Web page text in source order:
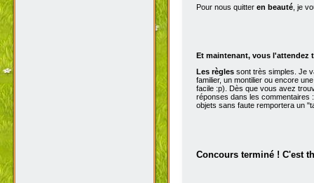
Pour nous quitter en beauté, je
Et maintenant, vous l'attendez
Les règles sont très simples. Je
familier, un montilier ou encore
facile :p). Dès que vous avez
réponses dans les commentaires
objets sans faute remportera un
Concours terminé ! C'est